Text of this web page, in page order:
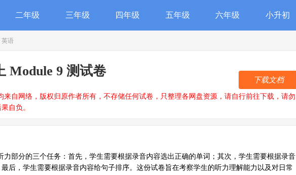
二年级 三年级 四年级 五年级 六年级 小升初
英语
Module 9 测试卷
来自网络，版权归原作者所有，不存储任何试卷，只整理各网盘资源，请自行前往下载，请勿
自负。
下载文档
力部分的三个任务：首先，学生需要根据录音内容选出正确的单词；其次，学生需要根据录音
后，学生需要根据录音内容给句子排序。这份试卷旨在考察学生的听力理解能力以及对日常